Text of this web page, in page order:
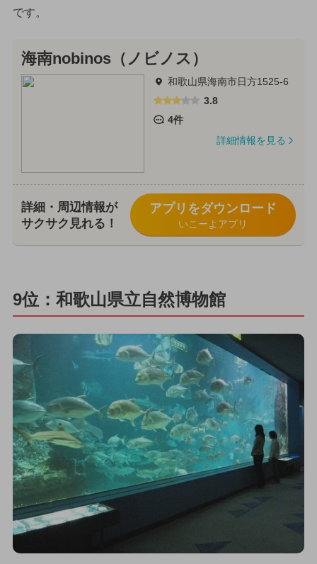
です。
海南nobinos（ノビノス）
和歌山県海南市日方1525-6
3.8
4件
詳細情報を見る
詳細・周辺情報が
サクサク見れる！
アプリをダウンロード
いこーよアプリ
9位：和歌山県立自然博物館